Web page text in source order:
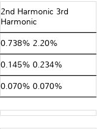
2nd Harmonic 3rd
Harmonic
0.738% 2.20%
0.145% 0.234%
0.070% 0.070%